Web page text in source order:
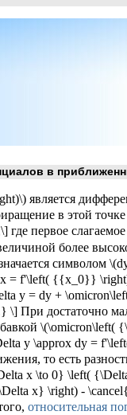
в
является
в этой
первое
величиной более
символом
= f'\left( {{x_0}}
y = dy +
\] При достаточно
\(\omicron\left(
y \approx dy =
то есть
x \to 0} \left(
x} \right) -
относительная